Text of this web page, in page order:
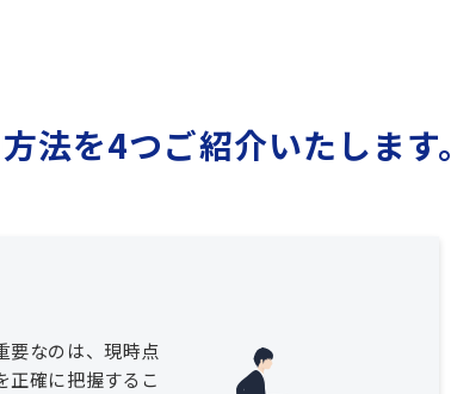
法を4つご紹介いたします。
要なのは、現時点
正確に把握するこ